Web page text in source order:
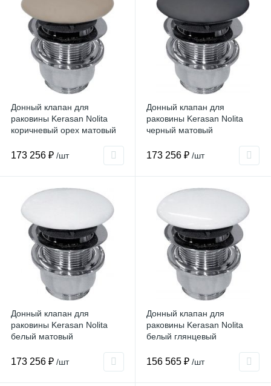
Донный клапан для
раковины Kerasan Nolita
коричневый орех матовый
173 256 ₽ /шт
Донный клапан для
раковины Kerasan Nolita
черный матовый
173 256 ₽ /шт
Донный клапан для
раковины Kerasan Nolita
белый матовый
173 256 ₽ /шт
Донный клапан для
раковины Kerasan Nolita
белый глянцевый
156 565 ₽ /шт